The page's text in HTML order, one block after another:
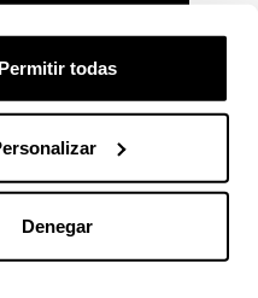
Permitir todas
Denegar
Contacto
Youtube
La EHU en VimeoLa EHU en Flickr